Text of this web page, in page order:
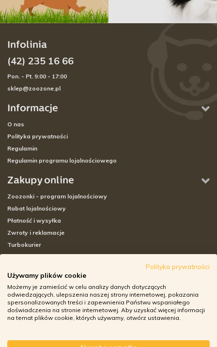
Informacje
O nas
Polityka prywatności
Regulamin
Regulamin programu lojalnościowego
Zakupy online
Zoozonki - program lojalnościowy
Rabat lojalnościowy
Płatność i wysyłka
Zwroty i reklamacje
Turbokurier
Adresy sklepów stacjonarnych
Godziny otwarcia sklepów
Aplikacja zoozone.pl
Zwroty i reklamacje
Infolinia
(42) 235 16 66
Pon. - Pt. 9:00 - 17:00
sklep@zoozone.pl
Polityka prywatności
Używamy plików cookie
Możemy je zamieścić w celu analizy danych dotyczących
odwiedzających, ulepszenia naszej strony internetowej, pokazania
spersonalizowanych treści i zapewnienia Państwu wspaniałego
doświadczenia na stronie internetowej. Aby uzyskać więcej informacji
na temat plików cookie, których używamy, otwórz ustawienia.